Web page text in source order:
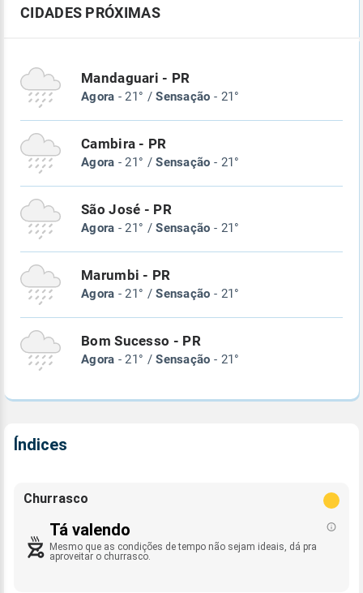
CIDADES PRÓXIMAS
Mandaguari - PR
Agora - 21° /Sensação - 21°
Cambira - PR
Agora - 21° /Sensação - 21°
São José - PR
Agora - 21° /Sensação - 21°
Marumbi - PR
Agora - 21° /Sensação - 21°
Bom Sucesso - PR
Agora - 21° /Sensação - 21°
Índices
Churrasco
Tá valendo
Mesmo que as condições de tempo não sejam ideais, dá pra
aproveitar o churrasco.